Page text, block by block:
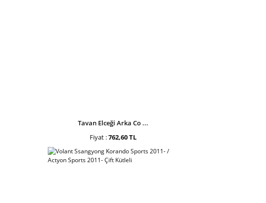
Tavan Elceği Arka Co ...
Fiyat :762,60 TL